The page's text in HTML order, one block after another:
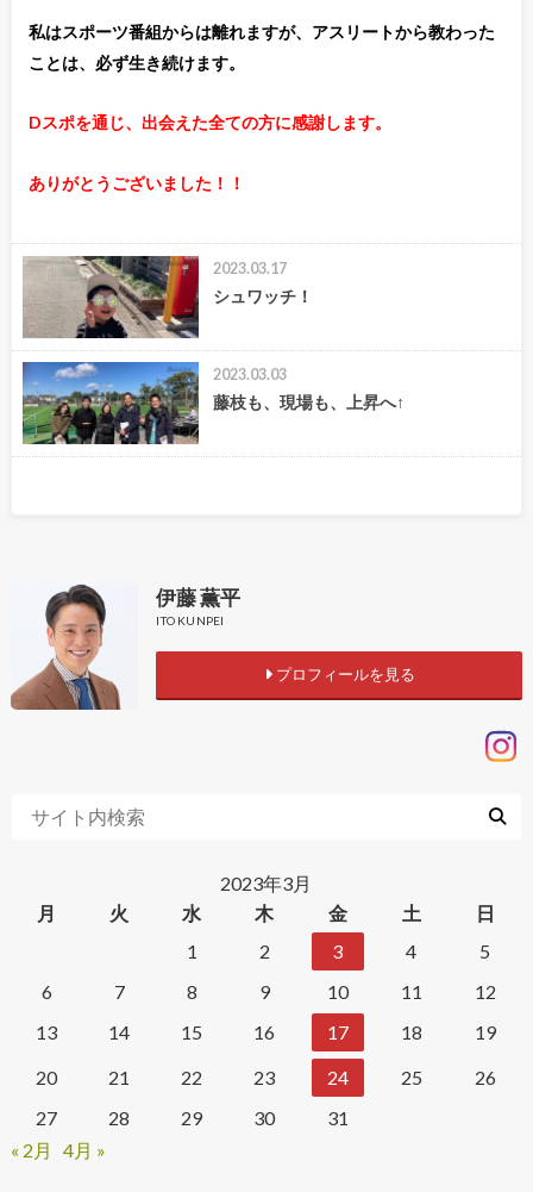
私はスポーツ番組からは離れますが、アスリートから教わった
ことは、必ず生き続けます。
Dスポを通じ、出会えた全ての方に感謝します。
ありがとうございました！！
2023.03.17
シュワッチ！
2023.03.03
藤枝も、現場も、上昇へ↑
伊藤 薫平
ITO KUNPEI
プロフィールを見る
2023年3月
月
火 水 木 金 土
日
1
2 3 4
5
6
7 8 9 10 11
12
13
14 15 16 17 18
19
20
21 22 23 24 25
26
27
28 29 30
31
« 2月
4月 »